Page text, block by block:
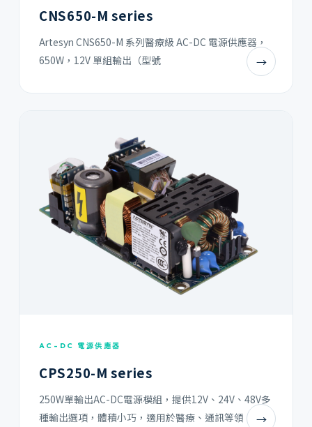
CNS650-M series
Artesyn CNS650-M 系列醫療級 AC-DC 電源供應器，
650W，12V 單組輸出（型號
→
AC-DC 電源供應器
CPS250-M series
250W單輸出AC-DC電源模組，提供12V、24V、48V多
種輸出選項，體積小巧，適用於醫療、通訊等領
→